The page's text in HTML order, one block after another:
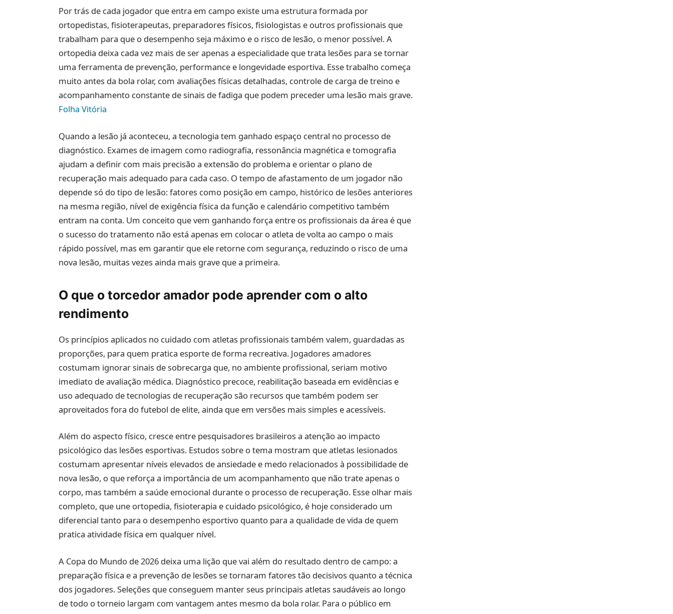
Por trás de cada jogador que entra em campo existe uma estrutura formada por
ortopedistas, fisioterapeutas, preparadores físicos, fisiologistas e outros profissionais que
trabalham para que o desempenho seja máximo e o risco de lesão, o menor possível. A
ortopedia deixa cada vez mais de ser apenas a especialidade que trata lesões para se tornar
uma ferramenta de prevenção, performance e longevidade esportiva. Esse trabalho começa
muito antes da bola rolar, com avaliações físicas detalhadas, controle de carga de treino e
acompanhamento constante de sinais de fadiga que podem preceder uma lesão mais grave.
Folha Vitória
Quando a lesão já aconteceu, a tecnologia tem ganhado espaço central no processo de
diagnóstico. Exames de imagem como radiografia, ressonância magnética e tomografia
ajudam a definir com mais precisão a extensão do problema e orientar o plano de
recuperação mais adequado para cada caso. O tempo de afastamento de um jogador não
depende só do tipo de lesão: fatores como posição em campo, histórico de lesões anteriores
na mesma região, nível de exigência física da função e calendário competitivo também
entram na conta. Um conceito que vem ganhando força entre os profissionais da área é que
o sucesso do tratamento não está apenas em colocar o atleta de volta ao campo o mais
rápido possível, mas em garantir que ele retorne com segurança, reduzindo o risco de uma
nova lesão, muitas vezes ainda mais grave que a primeira.
O que o torcedor amador pode aprender com o alto
rendimento
Os princípios aplicados no cuidado com atletas profissionais também valem, guardadas as
proporções, para quem pratica esporte de forma recreativa. Jogadores amadores
costumam ignorar sinais de sobrecarga que, no ambiente profissional, seriam motivo
imediato de avaliação médica. Diagnóstico precoce, reabilitação baseada em evidências e
uso adequado de tecnologias de recuperação são recursos que também podem ser
aproveitados fora do futebol de elite, ainda que em versões mais simples e acessíveis.
Além do aspecto físico, cresce entre pesquisadores brasileiros a atenção ao impacto
psicológico das lesões esportivas. Estudos sobre o tema mostram que atletas lesionados
costumam apresentar níveis elevados de ansiedade e medo relacionados à possibilidade de
nova lesão, o que reforça a importância de um acompanhamento que não trate apenas o
corpo, mas também a saúde emocional durante o processo de recuperação. Esse olhar mais
completo, que une ortopedia, fisioterapia e cuidado psicológico, é hoje considerado um
diferencial tanto para o desempenho esportivo quanto para a qualidade de vida de quem
pratica atividade física em qualquer nível.
A Copa do Mundo de 2026 deixa uma lição que vai além do resultado dentro de campo: a
preparação física e a prevenção de lesões se tornaram fatores tão decisivos quanto a técnica
dos jogadores. Seleções que conseguem manter seus principais atletas saudáveis ao longo
de todo o torneio largam com vantagem antes mesmo da bola rolar. Para o público em